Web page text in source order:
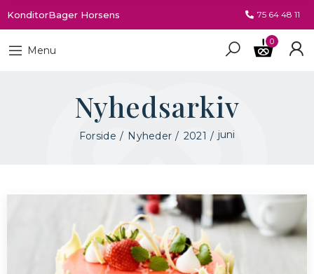
KonditorBager Horsens 75 64 48 11
Menu
0
Nyhedsarkiv
Forside Nyheder 2021 juni